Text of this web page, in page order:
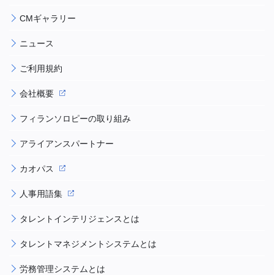
CMギャラリー
ニュース
ご利用規約
会社概要
フィランソロピーの取り組み
アライアンスパートナー
カオパス
人事用語集
タレントインテリジェンスとは
タレントマネジメントシステムとは
労務管理システムとは